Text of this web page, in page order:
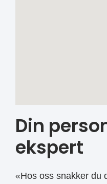
Din
ekspert
«Hos oss snakker du